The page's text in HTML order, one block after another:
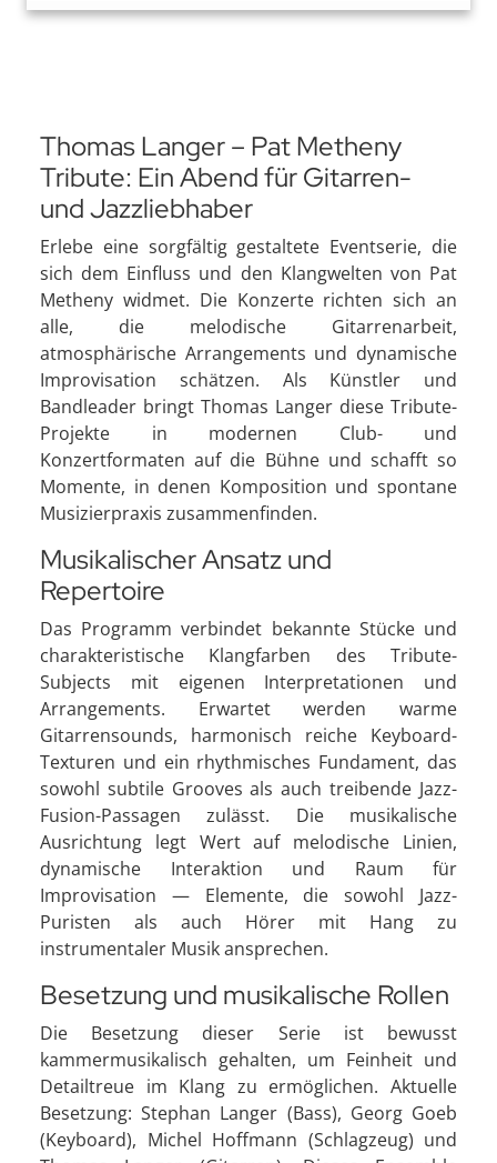
Thomas Langer – Pat Metheny
Tribute: Ein Abend für Gitarren-
und Jazzliebhaber
Erlebe eine sorgfältig gestaltete Eventserie, die
sich dem Einfluss und den Klangwelten von Pat
Metheny widmet. Die Konzerte richten sich an
alle, die melodische Gitarrenarbeit,
atmosphärische Arrangements und dynamische
Improvisation schätzen. Als Künstler und
Bandleader bringt Thomas Langer diese Tribute-
Projekte in modernen Club- und
Konzertformaten auf die Bühne und schafft so
Momente, in denen Komposition und spontane
Musizierpraxis zusammenfinden.
Musikalischer Ansatz und
Repertoire
Das Programm verbindet bekannte Stücke und
charakteristische Klangfarben des Tribute-
Subjects mit eigenen Interpretationen und
Arrangements. Erwartet werden warme
Gitarrensounds, harmonisch reiche Keyboard-
Texturen und ein rhythmisches Fundament, das
sowohl subtile Grooves als auch treibende Jazz-
Fusion-Passagen zulässt. Die musikalische
Ausrichtung legt Wert auf melodische Linien,
dynamische Interaktion und Raum für
Improvisation — Elemente, die sowohl Jazz-
Puristen als auch Hörer mit Hang zu
instrumentaler Musik ansprechen.
Besetzung und musikalische Rollen
Die Besetzung dieser Serie ist bewusst
kammermusikalisch gehalten, um Feinheit und
Detailtreue im Klang zu ermöglichen. Aktuelle
Besetzung: Stephan Langer (Bass), Georg Goeb
(Keyboard), Michel Hoffmann (Schlagzeug) und